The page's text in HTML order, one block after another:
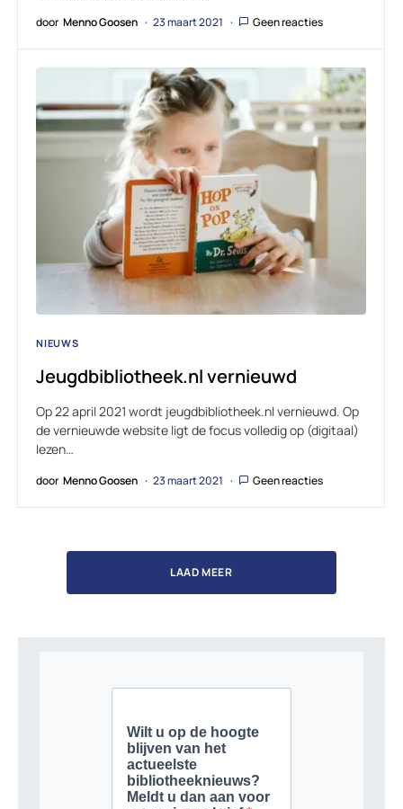
door Menno Goosen 23 maart 2021 Geen reacties
NIEUWS
Jeugdbibliotheek.nl vernieuwd
Op 22 april 2021 wordt jeugdbibliotheek.nl vernieuwd. Op
de vernieuwde website ligt de focus volledig op (digitaal)
lezen…
door Menno Goosen 23 maart 2021 Geen reacties
LAAD MEER